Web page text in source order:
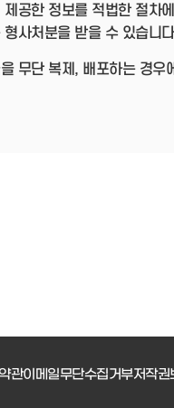
제공한 정보를 적법한 절차
형사처분을 받을 수 있습니
무단 복제, 배포하는 경
관이메일무단수집거부저작권